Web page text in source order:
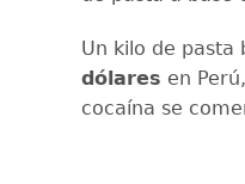
Un kilo de pasta
dólares en
cocaína se